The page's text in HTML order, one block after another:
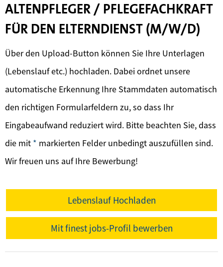
ALTENPFLEGER / PFLEGEFACHKRAFT
FÜR DEN ELTERNDIENST (M/W/D)
Über den Upload-Button können Sie Ihre Unterlagen
(Lebenslauf etc.) hochladen. Dabei ordnet unsere
automatische Erkennung Ihre Stammdaten automatisch
den richtigen Formularfeldern zu, so dass Ihr
Eingabeaufwand reduziert wird. Bitte beachten Sie, dass
die mit * markierten Felder unbedingt auszufüllen sind.
Wir freuen uns auf Ihre Bewerbung!
Lebenslauf Hochladen
Mit finest jobs-Profil bewerben